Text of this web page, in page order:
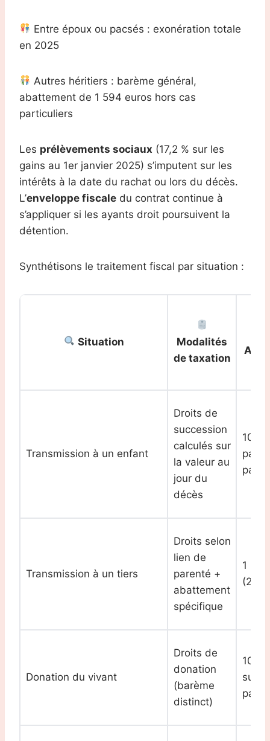
Entre époux ou pacsés : exonération totale
en 2025
Autres héritiers : barème général,
abattement de 1 594 euros hors cas
particuliers
Les prélèvements sociaux (17,2 % sur les
gains au 1er janvier 2025) s’imputent sur les
intérêts à la date du rachat ou lors du décès.
L’enveloppe fiscale du contrat continue à
s’appliquer si les ayants droit poursuivent la
détention.
Synthétisons le traitement fiscal par situation :
Situation
Modalités
de taxation
Transmission à un enfant
Droits de
succession
calculés sur
la valeur au
jour du
décès
100
par
Transmission à un tiers
Droits selon
lien de
parenté +
abattement
spécifique
1
Donation du vivant
Droits de
donation
(barème
distinct)
100
sur